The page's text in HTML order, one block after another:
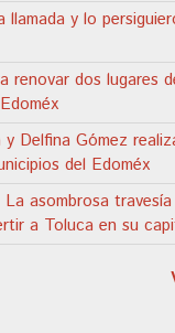
y lo
renovar dos lugares
y Delfina Gómez
del Edoméx
asombrosa
a Toluca en su